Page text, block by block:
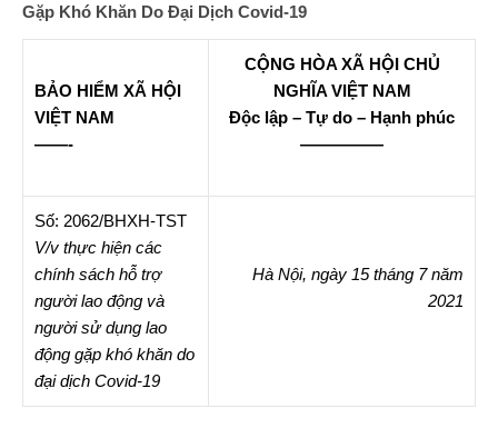
Gặp Khó Khăn Do Đại Dịch Covid-19
BẢO HIỂM XÃ HỘI
VIỆT NAM
——-
CỘNG HÒA XÃ HỘI CHỦ
NGHĨA VIỆT NAM
Độc lập – Tự do – Hạnh phúc
—————
Số: 2062/BHXH-TST
V/v thực hiện các
chính sách hỗ trợ
người lao động và
người sử dụng lao
động gặp khó khăn do
đại dịch Covid-19
Hà Nội, ngày 15 tháng 7 năm
2021